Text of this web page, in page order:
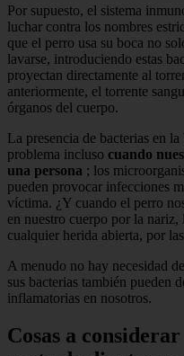
Por supuesto, el sistema
luchar contra los nombres
que el perro usa su boca no
lavarse, introduciendo estas
proyectan directamente al
anteriormente, el torrente
órganos del cuerpo.
La presencia de bacterias en
problema incluso cuando
una persona ; los
pueden provocar infecciones
víctima. ¿Y cuando el perro
en nuestro cuerpo por la
cualquier herida abierta, por
A menudo no hay necesidad
sus bacterias también pueden
inflamatorias en nosotros.
Cosas a